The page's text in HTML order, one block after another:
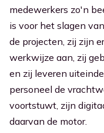
medewerkers zo'n
is voor het slagen
de projecten, zi­j zijn
werkwijze aan, zi­j
en zi­j leveren
personeel de
voortstuwt, zijn
daarvan de motor.